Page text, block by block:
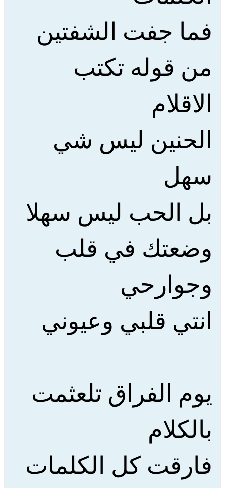
فما جفت الشفتين
من قوله تكتب
الاقلام
الحنين ليس شي
سهل
بل الحب ليس سهلا
وضعتك في قلب
وجوارحي
انتي قلبي وعيوني
يوم الفراق تلعثمت
بالكلام
فارقت كل الكلمات